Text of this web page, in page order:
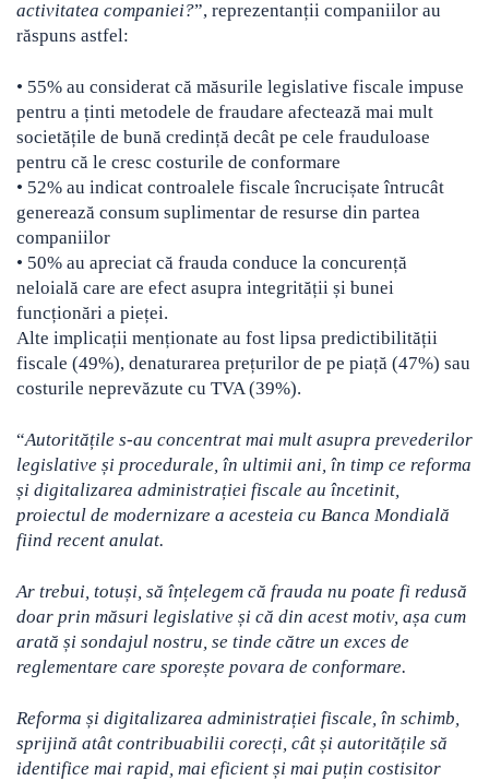
activitatea companiei?”, reprezentanții companiilor au
răspuns astfel:
• 55% au considerat că măsurile legislative fiscale impuse
pentru a ținti metodele de fraudare afectează mai mult
societățile de bună credință decât pe cele frauduloase
pentru că le cresc costurile de conformare
• 52% au indicat controalele fiscale încrucișate întrucât
generează consum suplimentar de resurse din partea
companiilor
• 50% au apreciat că frauda conduce la concurență
neloială care are efect asupra integrității și bunei
funcționări a pieței.
Alte implicații menționate au fost lipsa predictibilității
fiscale (49%), denaturarea prețurilor de pe piață (47%) sau
costurile neprevăzute cu TVA (39%).
“Autoritățile s-au concentrat mai mult asupra prevederilor
legislative și procedurale, în ultimii ani, în timp ce reforma
și digitalizarea administrației fiscale au încetinit,
proiectul de modernizare a acesteia cu Banca Mondială
fiind recent anulat.
Ar trebui, totuși, să înțelegem că frauda nu poate fi redusă
doar prin măsuri legislative și că din acest motiv, așa cum
arată și sondajul nostru, se tinde către un exces de
reglementare care sporește povara de conformare.
Reforma și digitalizarea administrației fiscale, în schimb,
sprijină atât contribuabilii corecți, cât și autoritățile să
identifice mai rapid, mai eficient și mai puțin costisitor